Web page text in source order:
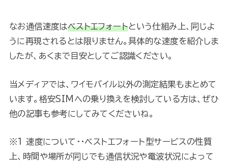
なお通信速度はベストエフォートという仕組み上、同じよ
うに再現されるとは限りません。具体的な速度を紹介しま
したが、あくまで目安としてご認識ください。
当メディアでは、ワイモバイル以外の測定結果もまとめて
います。格安SIMへの乗り換えを検討している方は、ぜひ
他の記事も参考にしてみてくださいね。
※1 速度について・・ベストエフォート型サービスの性質
上、時間や場所が同じでも通信状況や電波状況によって